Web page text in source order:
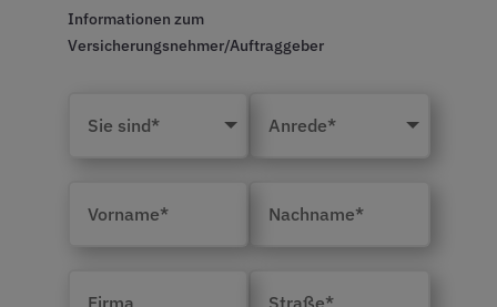
Informationen zum
Versicherungsnehmer/Auftraggeber